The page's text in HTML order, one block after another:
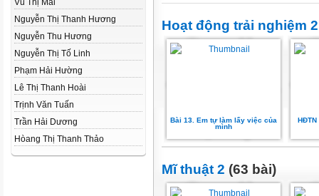
Vũ Thị Mai
Nguyễn Thị Thanh Hương
Nguyễn Thu Hương
Nguyễn Thị Tố Linh
Phạm Hải Hường
Lê Thị Thanh Hoài
Trịnh Văn Tuấn
Trần Hải Dương
Hòang Thị Thanh Thảo
Hoạt động trải nghiệm 2
Bài 13. Em tự làm lấy việc của
mình
Mĩ thuật 2 (63 bài)